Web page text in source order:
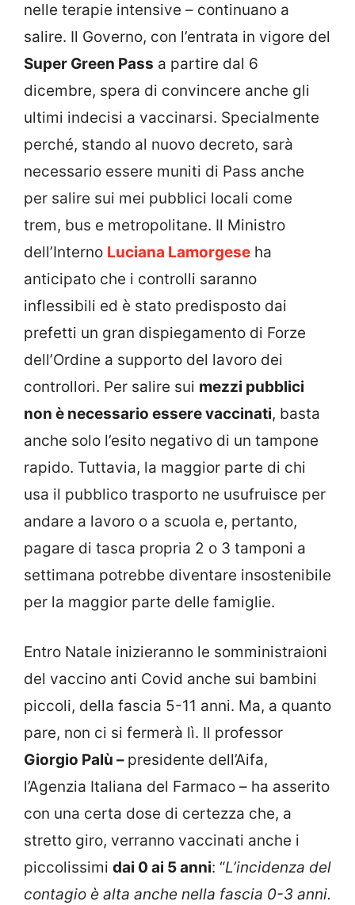
nelle terapie intensive – continuano a
salire. Il Governo, con l’entrata in vigore del
Super Green Pass a partire dal 6
dicembre, spera di convincere anche gli
ultimi indecisi a vaccinarsi. Specialmente
perché, stando al nuovo decreto, sarà
necessario essere muniti di Pass anche
per salire sui mei pubblici locali come
trem, bus e metropolitane. Il Ministro
dell’Interno Luciana Lamorgese ha
anticipato che i controlli saranno
inflessibili ed è stato predisposto dai
prefetti un gran dispiegamento di Forze
dell’Ordine a supporto del lavoro dei
controllori. Per salire sui mezzi pubblici
non è necessario essere vaccinati, basta
anche solo l’esito negativo di un tampone
rapido. Tuttavia, la maggior parte di chi
usa il pubblico trasporto ne usufruisce per
andare a lavoro o a scuola e, pertanto,
pagare di tasca propria 2 o 3 tamponi a
settimana potrebbe diventare insostenibile
per la maggior parte delle famiglie.
Entro Natale inizieranno le somministraioni
del vaccino anti Covid anche sui bambini
piccoli, della fascia 5-11 anni. Ma, a quanto
pare, non ci si fermerà lì. Il professor
Giorgio Palù – presidente dell’Aifa,
l’Agenzia Italiana del Farmaco – ha asserito
con una certa dose di certezza che, a
stretto giro, verranno vaccinati anche i
piccolissimi dai 0 ai 5 anni: “L’incidenza del
contagio è alta anche nella fascia 0-3 anni.